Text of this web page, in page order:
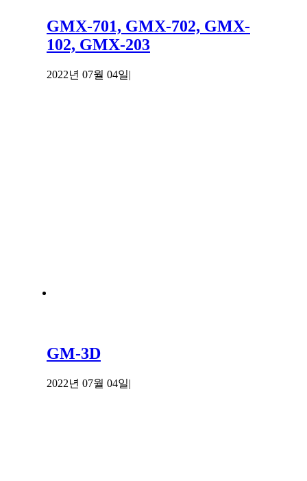
GMX-701, GMX-702, GMX-
102, GMX-203
2022년 07월 04일|
GM-3D
2022년 07월 04일|